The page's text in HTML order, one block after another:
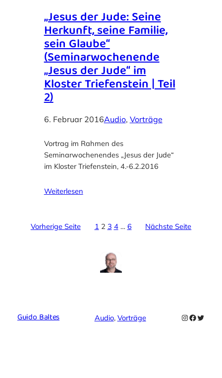
„Jesus der Jude: Seine
Herkunft, seine Familie,
sein Glaube“
(Seminarwochenende
„Jesus der Jude“ im
Kloster Triefenstein | Teil
2)
6. Februar 2016Audio, Vorträge
Vortrag im Rahmen des
Seminarwochenendes „Jesus der Jude“
im Kloster Triefenstein, 4.-6.2.2016
Weiterlesen
Vorherige Seite 1 2 3 4 … 6 Nächste Seite
Guido Baltes Audio, Vorträge Instagram